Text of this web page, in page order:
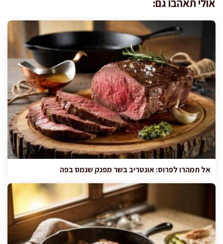
אולי תאהבו גם:
אל תמהרו לפרוס: אונטריב בשר מפנק שנמס בפה